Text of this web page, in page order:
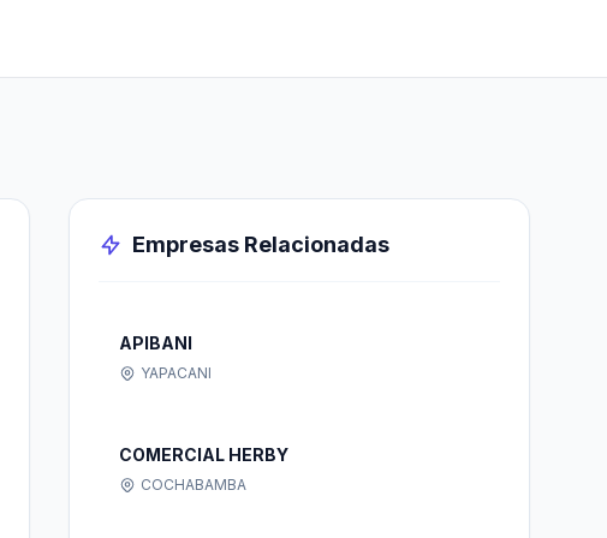
Empresas Relacionadas
APIBANI
YAPACANI
COMERCIAL HERBY
COCHABAMBA